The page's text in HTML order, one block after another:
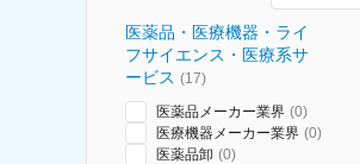
医薬品・医療機器・ライ
フサイエンス・医療系サ
ービス (17)
医薬品メーカー業界 (0)
医療機器メーカー業界 (0)
医薬品卸 (0)